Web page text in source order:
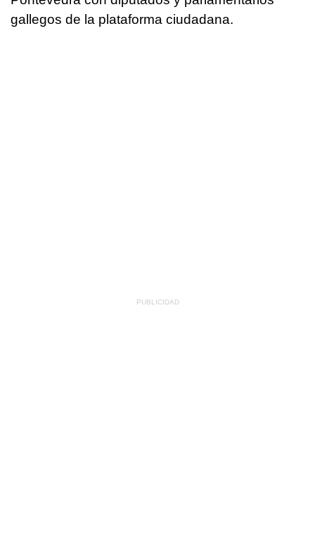
gallegos de la plataforma ciudadana.